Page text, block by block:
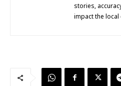
stories,
impact the local